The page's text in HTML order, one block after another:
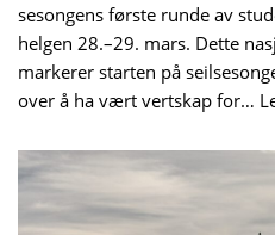
sesongens første runde av
helgen 28.–29. mars. Dette
markerer starten på
over å ha vært vertskap for…